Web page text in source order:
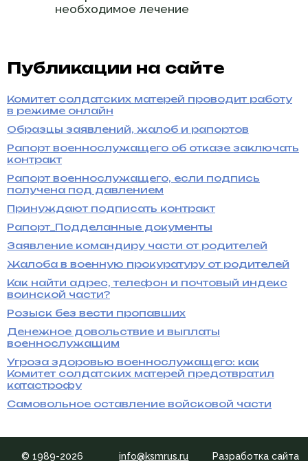
необходимое лечение
Публикации на сайте
Комитет солдатских матерей проводит работу
в режиме онлайн
Образцы заявлений, жалоб и рапортов
Рапорт военнослужащего об отказе заключать
контракт
Рапорт военнослужащего, если подпись
получена под давлением
Принуждают подписать контракт
Рапорт_Подделанные документы
Заявление командиру части от родителей
Жалоба в военную прокуратуру от родителей
Как найти адрес, телефон и почтовый индекс
воинской части?
Розыск без вести пропавших
Денежное довольствие и выплаты
военнослужащим
Угроза здоровью военнослужащего: как
Комитет солдатских матерей предотвратил
катастрофу
Самовольное оставление войсковой части
© 1989-2026 info@ksmrus.ru Разработка сайта